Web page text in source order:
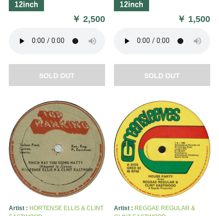
￥2,500
SOLD OUT
￥ 1,500
SOLD OUT
Artist : HORTENSE ELLIS & CLINT
Artist : REGGAE REGULAR &